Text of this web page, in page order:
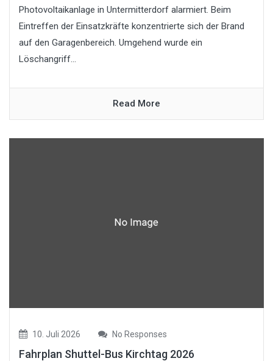
Photovoltaikanlage in Untermitterdorf alarmiert. Beim
Eintreffen der Einsatzkräfte konzentrierte sich der Brand
auf den Garagenbereich. Umgehend wurde ein
Löschangriff...
Read More
10. Juli 2026 No Responses
Fahrplan Shuttel-Bus Kirchtag 2026